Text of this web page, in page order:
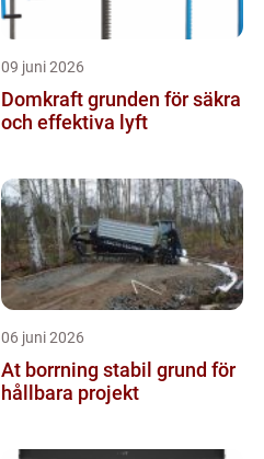
09 juni 2026
Domkraft grunden för säkra
och effektiva lyft
06 juni 2026
At borrning stabil grund för
hållbara projekt